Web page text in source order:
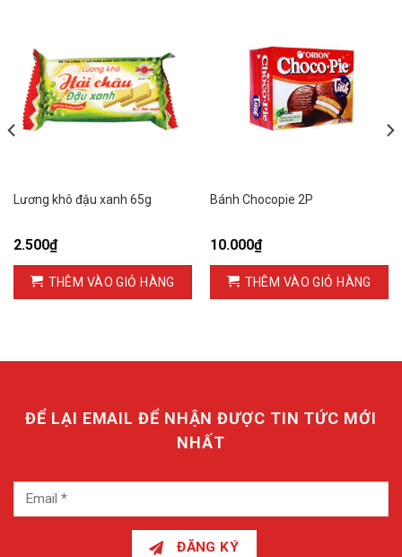
Lương khô đậu xanh 65g
2.500₫
THÊM VÀO GIỎ HÀNG
Bánh Chocopie 2P
10.000₫
THÊM VÀO GIỎ HÀNG
ĐỂ LẠI EMAIL ĐỂ NHẬN ĐƯỢC TIN TỨC MỚI
NHẤT
ĐĂNG KÝ